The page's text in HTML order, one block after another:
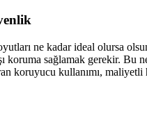
ne kadar ideal olursa
koruma sağlamak gerekir. Bu
koruyucu kullanımı, maliyetli